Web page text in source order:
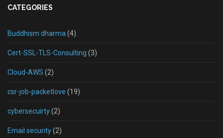
CATEGORIES
Buddhism dharma (4)
Cert-SSL-TLS-Consulting (3)
Cloud-AWS (2)
csr-job-packetlove (19)
cybersecuirty(2)
Email security(2)